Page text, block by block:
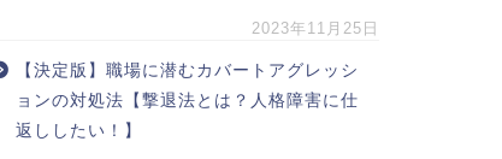
2023年11月25日
【決定版】職場に潜むカバートアグレッシ
ョンの対処法【撃退法とは？人格障害に仕
返ししたい！】